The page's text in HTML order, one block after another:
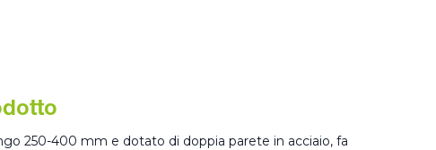
250-400 mm e dotato di doppia parete in acciaio, fa